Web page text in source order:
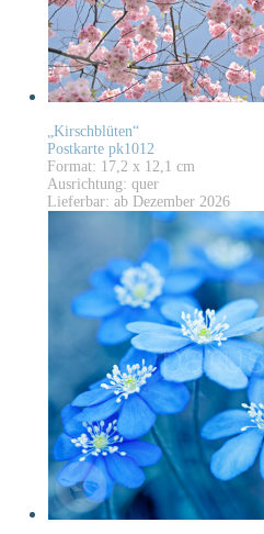
„Kirschblüten“
Postkarte pk1012
Format: 17,2 x 12,1 cm
Ausrichtung: quer
Lieferbar: ab Dezember 2026